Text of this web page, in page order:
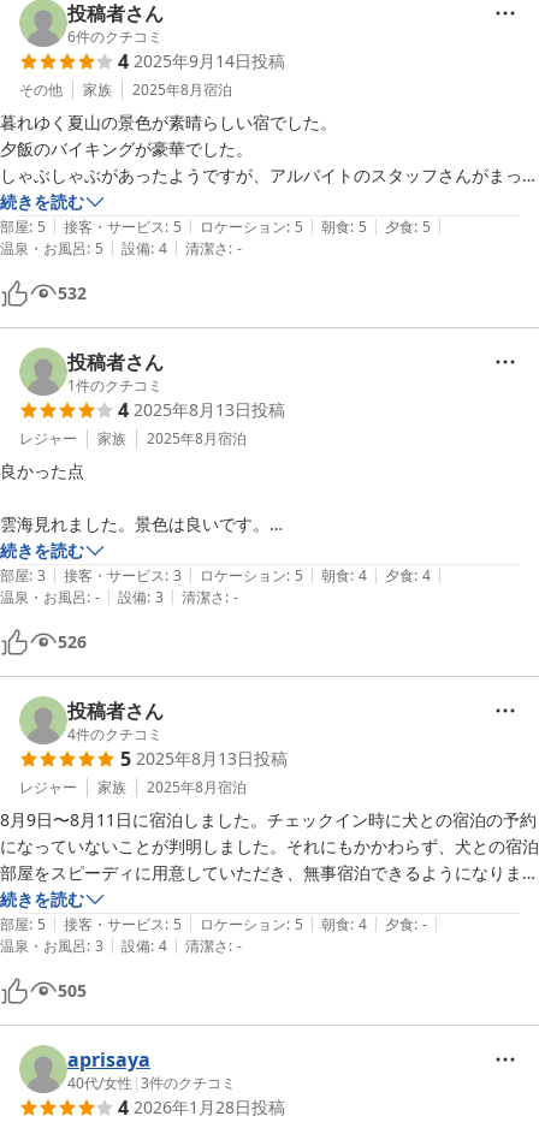
くて10分くらい部屋の前で待ちました。ちょっとびっくりはしました
が、真摯に謝罪していただき好感が持てました。
全体的に外国人のスタッフさんが多い様に思いました。
食事は海鮮も食べ放題で日替わりで変わったスープ類などもありかなり
良いと思いました◎
食堂でにおしゃれさはありませんが席数もかなりあるので満杯になる事
はなさそうです。
卓球台やちょっとしたトレーニングルームなどもあり子供は喜んでいま
した。
部屋もトリプルでも十分な広さががあり快適でした。
絨毯ではなくフローリングなのも◎
全体的に好きなホテルで、なぜこんなに評価が低いのかもわからないで
す…金額も安いですし、、
この度はありがとうございました♪
投稿者さん
6件のクチコミ
4 2025年9月14日投稿
その他 家族 2025年8月宿泊
暮れゆく夏山の景色が素晴らしい宿でした。
夕飯のバイキングが豪華でした。
しゃぶしゃぶがあったようですが、アルバイトのスタッフさんがまった
く案内してくれずつくり方が分からなかった。
お酒の自販機が館内の端っこに一つしかなく、新札が使えなくて何度も
部屋と往復するハメになって残念でした。
続きを読む
部屋: 5 | 接客・サービス: 5 | ロケーション: 5 | 朝食: 5 | 夕食: 5 |
温泉・お風呂: 5 | 設備: 4 | 清潔さ: -
532
投稿者さん
1件のクチコミ
4 2025年8月13日投稿
レジャー 家族 2025年8月宿泊
良かった点
雲海見れました。景色は良いです。
食事はバイキング形式で、品質は中の下ですが、種類の多さは満足でき
ました。
パット見、デカくて豪華なホテルに見える
微妙な点
施設の老朽化が目立ちます。
社員も、おそらく期間限定のアルバイトかと。
あと、部屋にエアコンありません。盆休みに利用しましたが、最初戸惑
いました。窓開ければ多少マシにはなりますが、暑がりには不満です。
あと、カビ化ヤニか分かりませんが、少し部屋が臭いました。アレルギ
ー持ちの妻は辛そうでした。
総括
避暑地のホテルで、お腹いっぱいバイキングを楽しめる。微妙な所は沢
山ありますが、低予算で泊まれる事を考えると、アリだと思います。
続きを読む
部屋: 3 | 接客・サービス: 3 | ロケーション: 5 | 朝食: 4 | 夕食: 4 |
温泉・お風呂: - | 設備: 3 | 清潔さ: -
526
投稿者さん
4件のクチコミ
5 2025年8月13日投稿
レジャー 家族 2025年8月宿泊
8月9日〜8月11日に宿泊しました。チェックイン時に犬との宿泊の予約
になっていないことが判明しました。それにもかかわらず、犬との宿泊
部屋をスピーディに用意していただき、無事宿泊できるようになりまし
た。また、朝食の対応も柔軟な対応で、愛犬と楽しく朝食をとることが
出来て大満足です。1日目の宿泊の時にお風呂が故障していては入れな
かったのですが、2日目には修理が完了し、お風呂も楽しむことが出来
ました。なにより、すずしい気候がとても良かったです。
続きを読む
部屋: 5 | 接客・サービス: 5 | ロケーション: 5 | 朝食: 4 | 夕食: - |
温泉・お風呂: 3 | 設備: 4 | 清潔さ: -
505
aprisaya
40代/女性 |3件のクチコミ
4 2026年1月28日投稿